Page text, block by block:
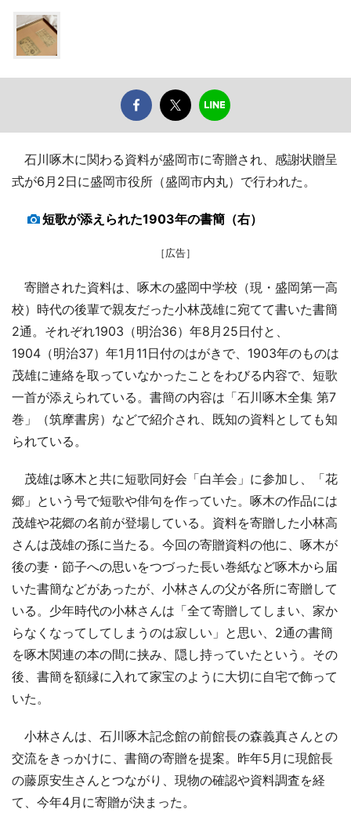
石川啄木に関わる資料が盛岡市に寄贈され、感謝状贈呈
式が6月2日に盛岡市役所（盛岡市内丸）で行われた。
短歌が添えられた1903年の書簡（右）
［広告］
寄贈された資料は、啄木の盛岡中学校（現・盛岡第一高
校）時代の後輩で親友だった小林茂雄に宛てて書いた書簡
2通。それぞれ1903（明治36）年8月25日付と、
1904（明治37）年1月11日付のはがきで、1903年のものは
茂雄に連絡を取っていなかったことをわびる内容で、短歌
一首が添えられている。書簡の内容は「石川啄木全集 第7
巻」（筑摩書房）などで紹介され、既知の資料としても知
られている。
茂雄は啄木と共に短歌同好会「白羊会」に参加し、「花
郷」という号で短歌や俳句を作っていた。啄木の作品には
茂雄や花郷の名前が登場している。資料を寄贈した小林高
さんは茂雄の孫に当たる。今回の寄贈資料の他に、啄木が
後の妻・節子への思いをつづった長い巻紙など啄木から届
いた書簡などがあったが、小林さんの父が各所に寄贈して
いる。少年時代の小林さんは「全て寄贈してしまい、家か
らなくなってしてしまうのは寂しい」と思い、2通の書簡
を啄木関連の本の間に挟み、隠し持っていたという。その
後、書簡を額縁に入れて家宝のように大切に自宅で飾って
いた。
小林さんは、石川啄木記念館の前館長の森義真さんとの
交流をきっかけに、書簡の寄贈を提案。昨年5月に現館長
の藤原安生さんとつながり、現物の確認や資料調査を経
て、今年4月に寄贈が決まった。